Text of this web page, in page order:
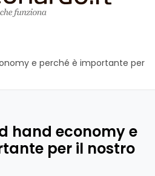
e perché è importante per
hand economy e
per il nostro